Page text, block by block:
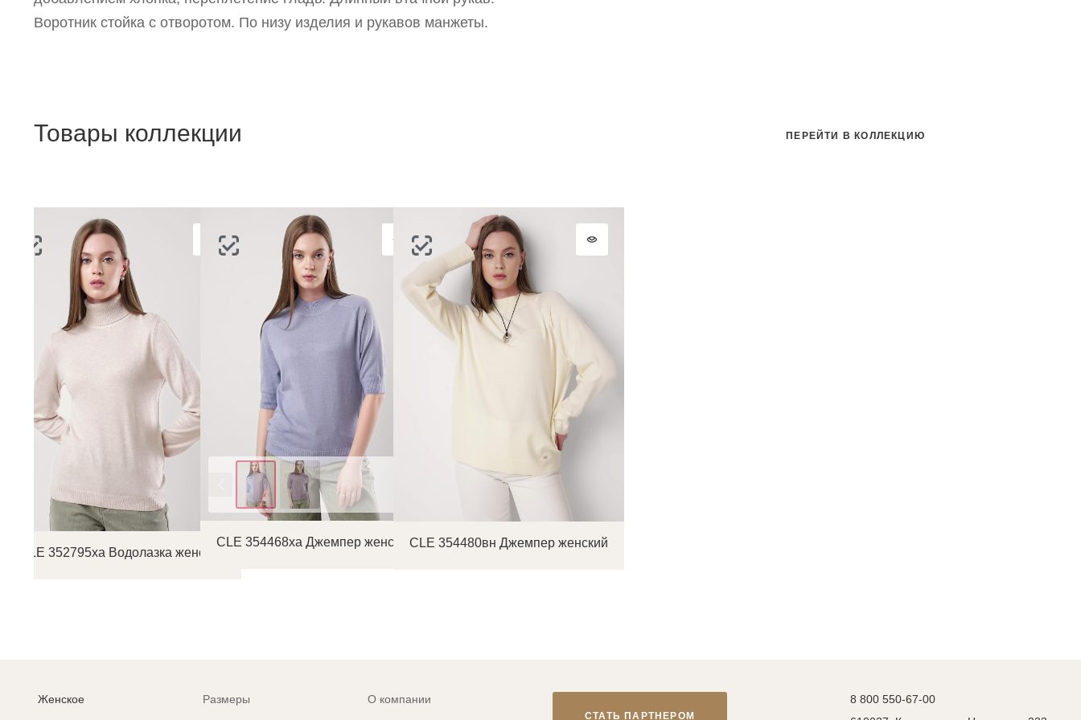
Воротник стойка с отворотом. По низу изделия и рукавов манжеты.
Товары коллекции
CLE 352795ха Водолазка женская
CLE 354468ха Джемпер женскийCLE 354480вн Джемпер женский
ПЕРЕЙТИ В КОЛЛЕКЦИЮ
Женское Размеры О компании
СТАТЬ ПАРТНЕРОМ
8 800 550-67-00